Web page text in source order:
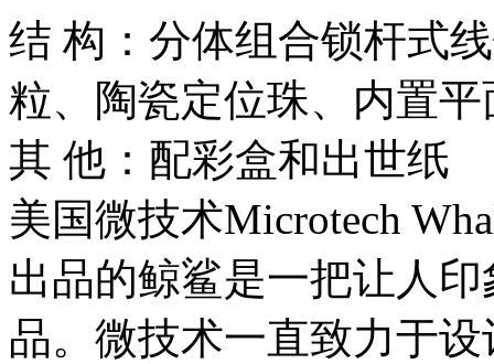
结 构：分体组合锁杆式
粒、陶瓷定位珠、内置
其 他：配彩盒和出世纸
美国微技术Microtech
出品的鲸鲨是一把让人
品。微技术一直致力于